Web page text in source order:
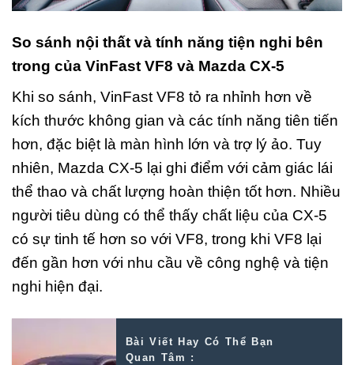
So sánh nội thất và tính năng tiện nghi bên
trong của VinFast VF8 và Mazda CX-5
Khi so sánh, VinFast VF8 tỏ ra nhỉnh hơn về
kích thước không gian và các tính năng tiên tiến
hơn, đặc biệt là màn hình lớn và trợ lý ảo. Tuy
nhiên, Mazda CX-5 lại ghi điểm với cảm giác lái
thể thao và chất lượng hoàn thiện tốt hơn. Nhiều
người tiêu dùng có thể thấy chất liệu của CX-5
có sự tinh tế hơn so với VF8, trong khi VF8 lại
đến gần hơn với nhu cầu về công nghệ và tiện
nghi hiện đại.
Bài Viết Hay Có Thể Bạn
Quan Tâm :